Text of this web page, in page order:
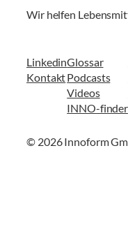
Wir helfen
Linkedin
Kontakt
Glossar
Podcasts
Videos
INNO-finder
© 2026 Innoform